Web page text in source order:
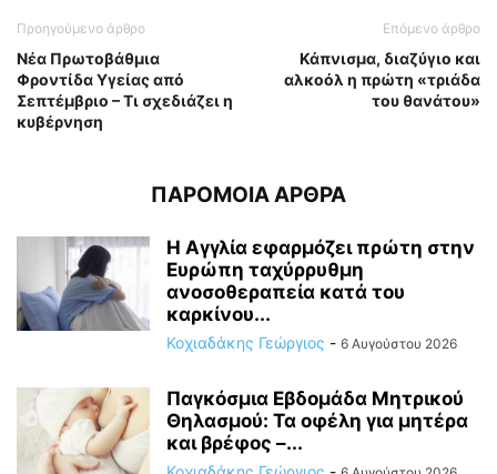
Προηγούμενο άρθρο
Νέα Πρωτοβάθμια
Φροντίδα Υγείας από
Σεπτέμβριο – Τι σχεδιάζει η
κυβέρνηση
Επόμενο άρθρο
Κάπνισμα, διαζύγιο και
αλκοόλ η πρώτη «τριάδα
του θανάτου»
ΠΑΡΟΜΟΙΑ ΑΡΘΡΑ
Η Αγγλία εφαρμόζει πρώτη στην
Ευρώπη ταχύρρυθμη
ανοσοθεραπεία κατά του
καρκίνου...
Κοχιαδάκης Γεώργιος - 6 Αυγούστου 2026
Παγκόσμια Εβδομάδα Μητρικού
Θηλασμού: Τα οφέλη για μητέρα
και βρέφος –...